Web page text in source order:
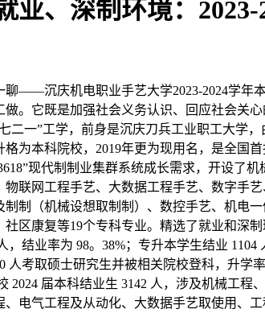
业、深制环境：2023-
沉庆机电职业手艺大学2023-2024学年
。它既是加强社会义务认识、回应社会关
二一”工学，前身是沉庆刀兵工业职工大学
为本科院校，2019年更为现用名，是全
现代制制业集群系统成长需求，开设
联网工程手艺、大数据工程手艺、数字手
制（机械设想取制制）、数控手艺、机电
区康复等19个专科专业。精选了就业和深
，结业率为 98。38%；专升本学生结业
人考取硕士研究生并被相关院校登科，升
2024 届本科结业生 3142 人，涉及机械工
电气工程及从动化、大数据手艺取使用、